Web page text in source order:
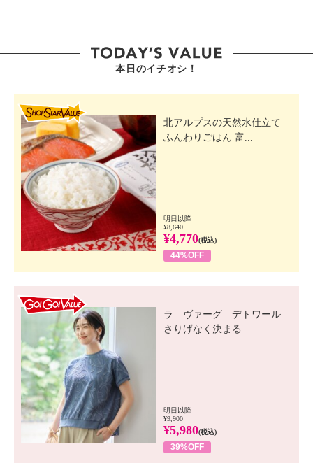
【原産国（地）】
・中国製
本日のイチオシ！
北アルプスの天然水仕立て
ふんわりごはん 富...
明日以降
¥8,640
¥4,770(税込)
44%OFF
ラ ヴァーグ デトワール
さりげなく決まる ...
明日以降
¥9,900
¥5,980(税込)
39%OFF